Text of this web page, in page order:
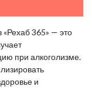
«Рехаб 365» — это
при алкоголизме.
и